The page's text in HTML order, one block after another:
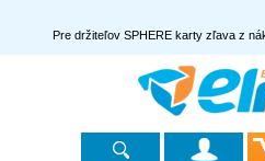
Pre držiteľov SPHERE karty zľava z